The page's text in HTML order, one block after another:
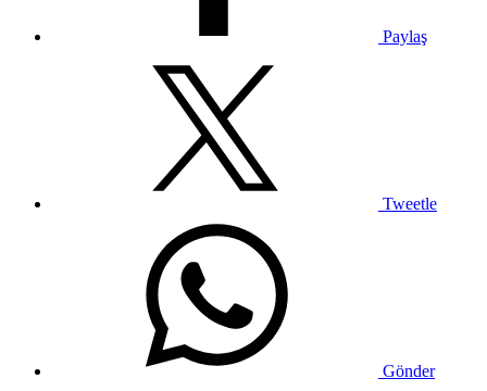
Paylaş
Tweetle
Gönder